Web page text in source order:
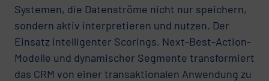
Systemen, die Datenströme nicht nur speichern,
sondern aktiv interpretieren und nutzen. Der
Einsatz intelligenter Scorings, Next-Best-Action-
Modelle und dynamischer Segmente transformiert
das CRM von einer transaktionalen Anwendung zu